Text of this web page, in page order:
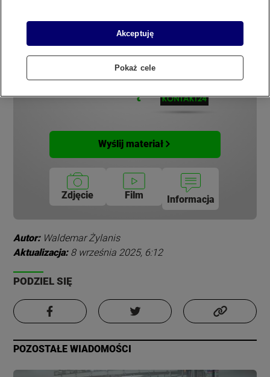
POLITYKA PRYWATNOŚCI
Copyright (C) 1997-2025 Korzystanie z materiałów redakcyjnych TVN S.A. / TVN Media Sp. z
pokrewnych TVN S.A. / TVN Media Sp. z o.o. wyraźnie zastrzega, że dalsze
Ważny temat?
Podziel się!
Wyślij materiał
Zdjęcie Film Informacja
Autor: Waldemar Żylanis
Aktualizacja: 8 września 2025, 6:12
PODZIEL SIĘ
POZOSTAŁE WIADOMOŚCI
Akceptuję
Pokaż cele